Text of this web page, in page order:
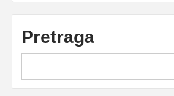
Pretraga